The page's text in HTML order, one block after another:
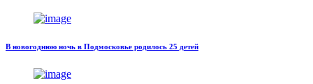
В новогоднюю ночь в Подмосковье родилось 25 детей